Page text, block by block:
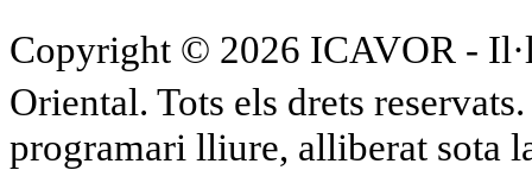
Copyright © 2026 ICAVOR -
Oriental. Tots els drets
programari lliure, alliberat sota